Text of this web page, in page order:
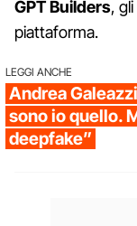
GPT Builders,
piattaforma.
LEGGI ANCHE
Andrea
sono io quello.
deepfake”